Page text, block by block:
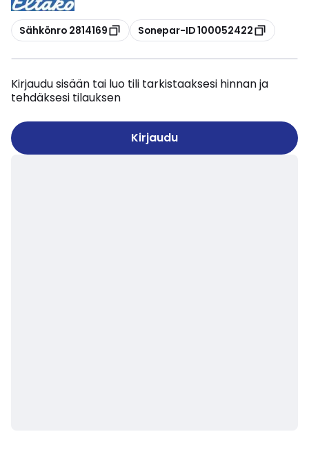
Kopioi
Sähkönro 2814169 Kopioi
Sonepar-ID 100052422
Kirjaudu sisään tai luo tili tarkistaaksesi hinnan ja
tehdäksesi tilauksen
Kirjaudu